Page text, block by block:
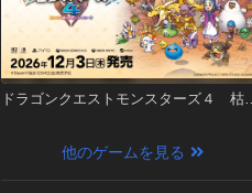
ドラゴンクエストモンスターズ４ 枯れ
他のゲームを見る